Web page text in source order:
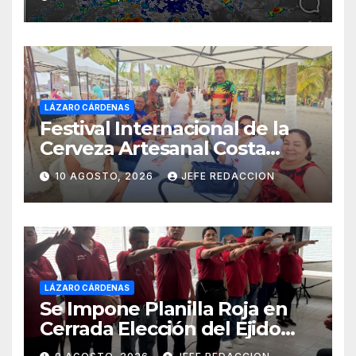
estados del país
LÁZARO CÁRDENAS
Festival Internacional de la
Cerveza Artesanal Costa
Michoacán 2026 Cerro su 19ª
Edición
10 AGOSTO, 2026 JEFE REDACCION
LÁZARO CÁRDENAS
Se Impone Planilla Roja en
Cerrada Elección del Ejido
Melchor Ocampo en Lázaro